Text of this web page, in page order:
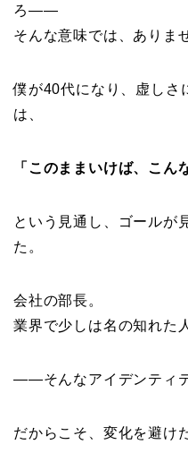
ろ——
そんな意味では、ありま
僕が40代になり、虚しさ
は、
「このままいけば、こん
という 見通し、ゴールが
た。
会社の部長。
業界で少しは名の知れた
——そんなアイデンティ
だからこそ、 変化を避け